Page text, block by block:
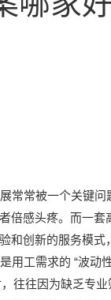
常常被一个关键问
倍感头疼。而一套
创新的服务模
用工需求的 “波动
往往因为缺乏专